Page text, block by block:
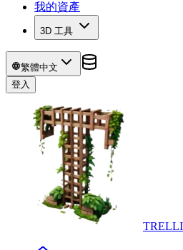
我的資產
3D 工具
繁體中文
登入